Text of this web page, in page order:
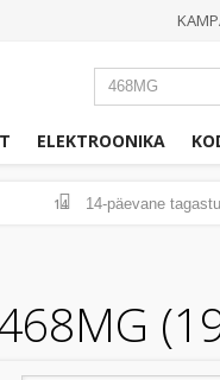
ELEKTROONIKA
14 14-päevane